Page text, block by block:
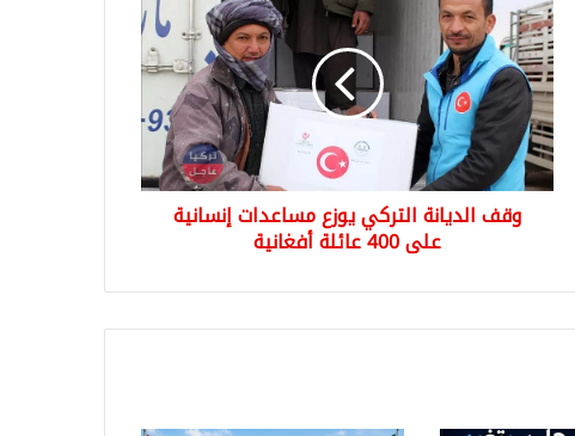
الديانة
التركي
يوزع
مساعدات
إنسانية
على
400
عائلة
أفغانيةوقف الديانة التركي يوزع مساعدات إنسانية
على 400 عائلة أفغانية